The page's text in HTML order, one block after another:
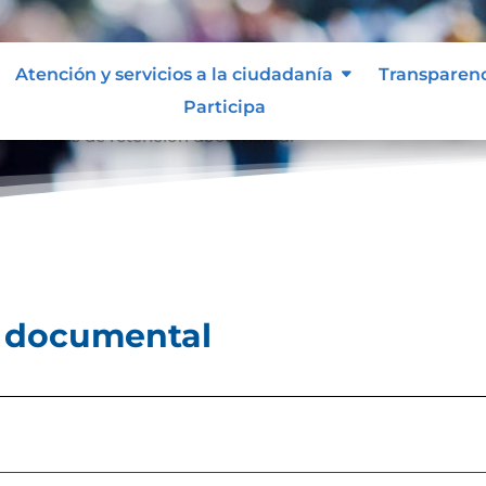
Atención y servicios a la ciudadanía
Participa